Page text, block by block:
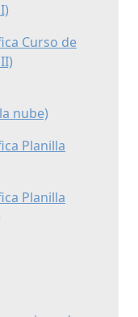
Curso de
nube)
Planilla
Planilla